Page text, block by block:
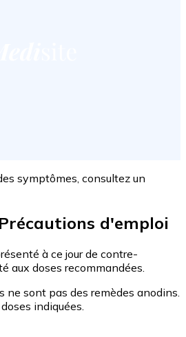
symptômes, consultez un
d'emploi
à ce jour de contre-
aux doses recommandées.
ne sont pas des remèdes anodins.
indiquées.